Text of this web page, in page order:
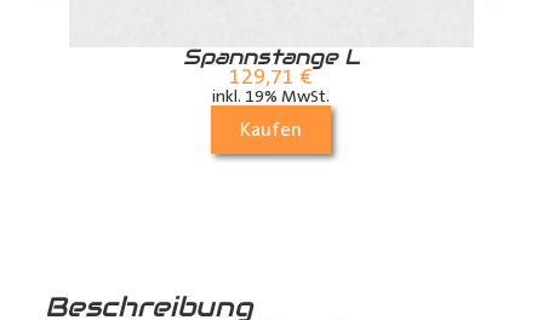
Spannstange L
129,71 €
inkl. 19% MwSt.
Kaufen
Beschreibung